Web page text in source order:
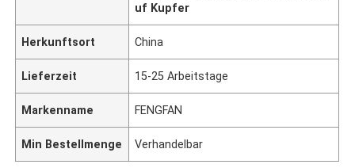
uf Kupfer
Herkunftsort China
Lieferzeit 15-25 Arbeitstage
Markenname FENGFAN
Min Bestellmenge Verhandelbar